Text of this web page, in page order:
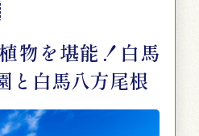
物を堪能！白馬
と白馬八方尾根